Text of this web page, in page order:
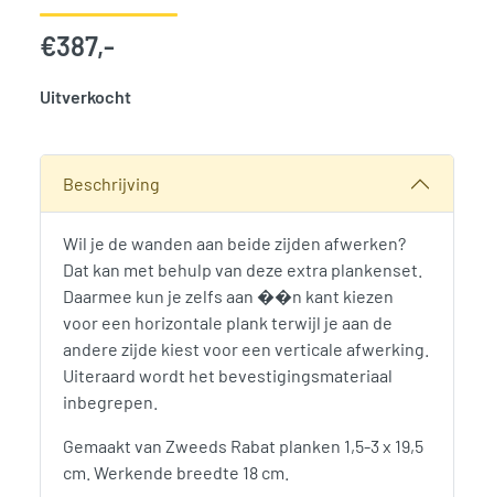
€387,-
Uitverkocht
Beschrijving
Wil je de wanden aan beide zijden afwerken?
Dat kan met behulp van deze extra plankenset.
Daarmee kun je zelfs aan ��n kant kiezen
voor een horizontale plank terwijl je aan de
andere zijde kiest voor een verticale afwerking.
Uiteraard wordt het bevestigingsmateriaal
inbegrepen.
Gemaakt van Zweeds Rabat planken 1,5-3 x 19,5
cm. Werkende breedte 18 cm.